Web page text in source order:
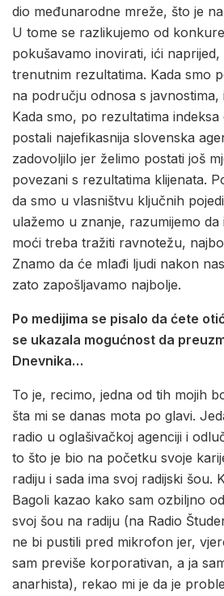
dio međunarodne mreže, što je
U tome se razlikujemo od
pokušavamo inovirati, ići
trenutnim rezultatima. Kada smo
na području odnosa s javnostima,
Kada smo, po rezultatima indeksa
postali najefikasnija slovenska
zadovoljilo jer želimo postati još
povezani s rezultatima klijenata.
da smo u vlasništvu ključnih
ulažemo u znanje, razumijemo da
moći treba tražiti ravnotežu,
Znamo da će mlađi ljudi nakon
zato zapošljavamo najbolje.
Po medijima se pisalo da ćete
se ukazala mogućnost da
Dnevnika…
To je, recimo, jedna od tih mojih
šta mi se danas mota po glavi.
radio u oglašivačkoj agenciji i
to što je bio na početku svoje
radiju i sada ima svoj radijski šou.
Bagoli kazao kako sam ozbiljno
svoj šou na radiju (na Radio
ne bi pustili pred mikrofon jer,
sam previše korporativan, a ja
anarhista), rekao mi je da je